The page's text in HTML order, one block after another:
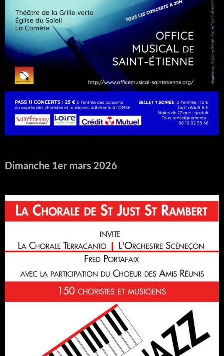
Dimanche 1er mars 2026